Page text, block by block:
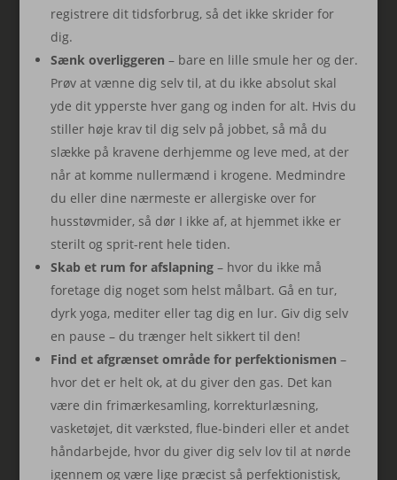
registrere dit tidsforbrug, så det ikke skrider for
dig.
Sænk overliggeren – bare en lille smule her og der.
Prøv at vænne dig selv til, at du ikke absolut skal
yde dit ypperste hver gang og inden for alt. Hvis du
stiller høje krav til dig selv på jobbet, så må du
slække på kravene derhjemme og leve med, at der
når at komme nullermænd i krogene. Medmindre
du eller dine nærmeste er allergiske over for
husstøvmider, så dør I ikke af, at hjemmet ikke er
sterilt og sprit-rent hele tiden.
Skab et rum for afslapning– hvor du ikke må
foretage dig noget som helst målbart. Gå en tur,
dyrk yoga, mediter eller tag dig en lur. Giv dig selv
en pause – du trænger helt sikkert til den!
Find et afgrænset område for perfektionismen –
hvor det er helt ok, at du giver den gas. Det kan
være din frimærkesamling, korrekturlæsning,
vasketøjet, dit værksted, flue-binderi eller et andet
håndarbejde, hvor du giver dig selv lov til at nørde
igennem og være lige præcist så perfektionistisk,